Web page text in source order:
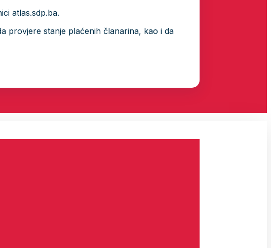
atlas.sdp.ba.
provjere stanje plaćenih članarina, kao i da